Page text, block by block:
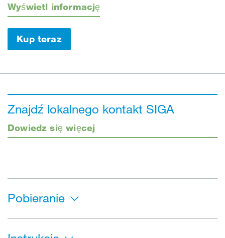
Wyświetl informację
Kup teraz
Znajdź lokalnego kontakt SIGA
Dowiedz się więcej
Pobieranie